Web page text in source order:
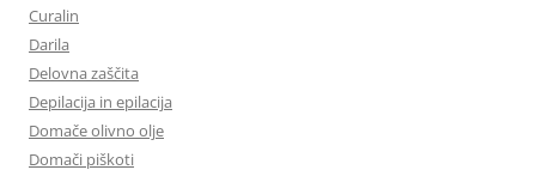
Curalin
Darila
Delovna zaščita
Depilacija in epilacija
Domače olivno olje
Domači piškoti